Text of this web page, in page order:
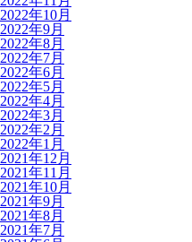
2022年10月
2022年9月
2022年8月
2022年7月
2022年6月
2022年5月
2022年4月
2022年3月
2022年2月
2022年1月
2021年12月
2021年11月
2021年10月
2021年9月
2021年8月
2021年7月